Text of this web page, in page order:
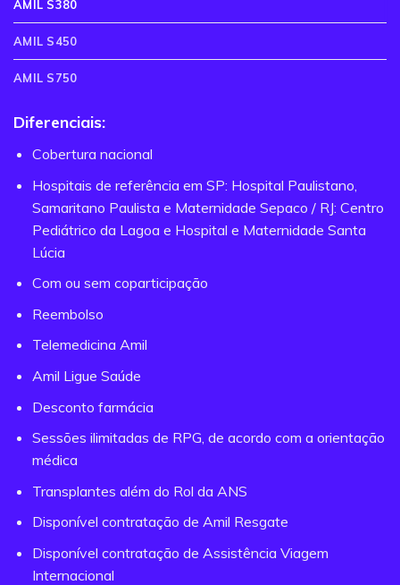
AMIL S380
AMIL S450
AMIL S750
Diferenciais:
Cobertura nacional
Hospitais de referência em SP: Hospital Paulistano,
Samaritano Paulista e Maternidade Sepaco / RJ: Centro
Pediátrico da Lagoa e Hospital e Maternidade Santa
Lúcia
Com ou sem coparticipação
Reembolso
Telemedicina Amil
Amil Ligue Saúde
Desconto farmácia
Sessões ilimitadas de RPG, de acordo com a orientação
médica
Transplantes além do Rol da ANS
Disponível contratação de Amil Resgate
Disponível contratação de Assistência Viagem
Internacional